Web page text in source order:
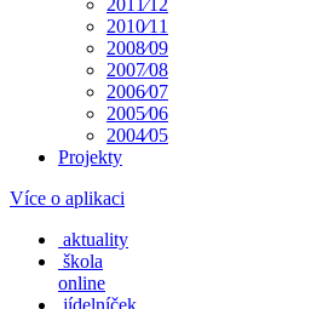
2011⁄12
2010⁄11
2008⁄09
2007⁄08
2006⁄07
2005⁄06
2004⁄05
Projekty
Více o aplikaci
aktuality
škola
online
jídelníček